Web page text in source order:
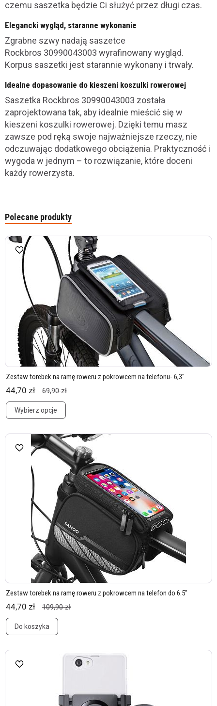
czemu saszetka będzie Ci służyć przez długi czas.
Elegancki wygląd, staranne wykonanie
Zgrabne szwy nadają saszetce
Rockbros 30990043003 wyrafinowany wygląd.
Korpus saszetki jest starannie wykonany i trwały.
Idealne dopasowanie do kieszeni koszulki rowerowej
Saszetka Rockbros 30990043003 została
zaprojektowana tak, aby idealnie mieścić się w
kieszeni koszulki rowerowej. Dzięki temu masz
zawsze pod ręką swoje najważniejsze rzeczy, nie
odczuwając dodatkowego obciążenia. Praktyczność i
wygoda w jednym – to rozwiązanie, które doceni
każdy rowerzysta.
Polecane produkty
Zestaw torebek na ramę roweru z pokrowcem na telefonu- 6,3"
44,70 zł 69,90 zł
Wybierz opcje
Zestaw torebek na ramę roweru z pokrowcem na telefon do 6.5"
44,70 zł 109,90 zł
Do koszyka